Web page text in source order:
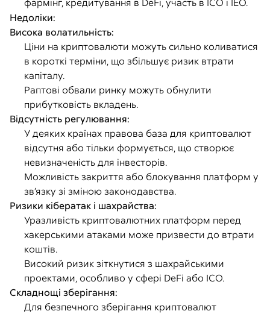
фармінг, кредитування в DeFi, участь в ICO і IEO.
Недоліки:
Висока волатильність:
Ціни на криптовалюти можуть сильно коливатися
в короткі терміни, що збільшує ризик втрати
капіталу.
Раптові обвали ринку можуть обнулити
прибутковість вкладень.
Відсутність регулювання:
У деяких країнах правова база для криптовалют
відсутня або тільки формується, що створює
невизначеність для інвесторів.
Можливість закриття або блокування платформ у
зв’язку зі зміною законодавства.
Ризики кібератак і шахрайства:
Уразливість криптовалютних платформ перед
хакерськими атаками може призвести до втрати
коштів.
Високий ризик зіткнутися з шахрайськими
проектами, особливо у сфері DeFi або ICO.
Складнощі зберігання:
Для безпечного зберігання криптовалют